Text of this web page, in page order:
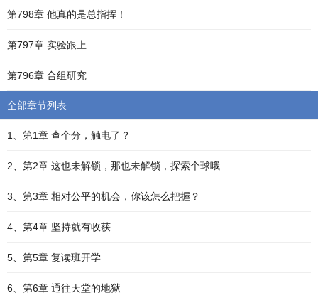
第798章 他真的是总指挥！
第797章 实验跟上
第796章 合组研究
全部章节列表
1、第1章 查个分，触电了？
2、第2章 这也未解锁，那也未解锁，探索个球哦
3、第3章 相对公平的机会，你该怎么把握？
4、第4章 坚持就有收获
5、第5章 复读班开学
6、第6章 通往天堂的地狱